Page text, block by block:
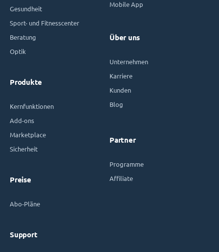
Gesundheit
Sport- und Fitnesscenter
Beratung
Optik
Produkte
Kernfunktionen
Add-ons
Marketplace
Sicherheit
Preise
Abo-Pläne
Support
Mobile App
Über uns
Unternehmen
Karriere
Kunden
Blog
Partner
Programme
Affiliate